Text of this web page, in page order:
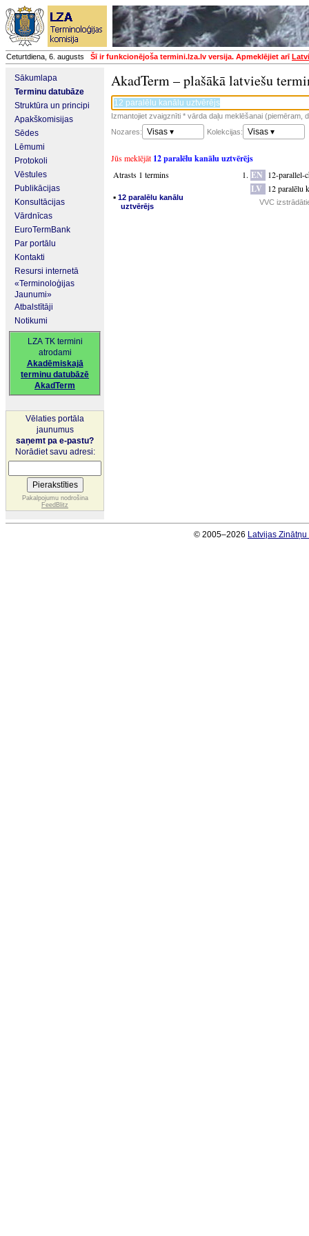
Ceturtdiena, 6. augusts Šī ir funkcionējoša termini.lza.lv versija. Apmeklējiet arī
Sākumlapa
Terminu datubāze
Struktūra un principi
Apakškomisijas
Sēdes
Lēmumi
Protokoli
Vēstules
Publikācijas
Konsultācijas
Vārdnīcas
EuroTermBank
Par portālu
Kontakti
Resursi internetā
«Terminoloģijas
Jaunumi»
Atbalstītāji
Notikumi
LZA TK termini
atrodami
Akadēmiskajā
terminu datubāzē
AkadTerm
Vēlaties portāla
jaunumus
saņemt pa e-pastu?
Norādiet savu adresi:
Pakalpojumu nodrošina
FeedBlitz
AkadTerm – plašākā latviešu
Izmantojiet zvaigznīti * vārda daļu meklēšanai (piemēram,
Nozares:
Visas ▾ Kolekcijas: Visas ▾
Jūs meklējāt 12 paralēlu kanālu uztvērējs
Atrasts 1 termins
▪ 12 paralēlu kanālu
uztvērējs
EN 12-parallel-
LV 12 paralēlu
VVC
© 2005–2026 Latvijas